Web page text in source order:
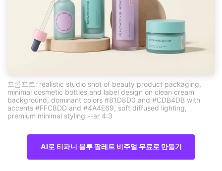
프롬프트: realistic studio shot of beauty product packaging,
minimal cosmetic bottles and label design on clean cream
background, dominant colors #81D8D0 and #CDB4DB with
accents #FFC8DD and #4A4E69, soft diffused lighting,
premium minimal styling --ar 4:3
AI로 티파니 블루 팔레트 비주얼 무료로 만들기